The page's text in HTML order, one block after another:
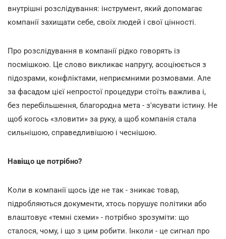
внутрішні розслідування: інструмент, який допомагає
компанії захищати себе, своїх людей і свої цінності.
Про розслідування в компанії рідко говорять із
посмішкою. Це слово викликає напругу, асоціюється з
підозрами, конфліктами, неприємними розмовами. Але
за фасадом цієї непростої процедури стоїть важлива і,
без перебільшення, благородна мета - з'ясувати істину. Не
щоб когось «зловити» за руку, а щоб компанія стала
сильнішою, справедливішою і чеснішою.
Навіщо це потрібно?
Коли в компанії щось іде не так - зникає товар,
підробляються документи, хтось порушує політики або
влаштовує «темні схеми» - потрібно зрозуміти: що
сталося, чому, і що з цим робити. Інколи - це сигнал про